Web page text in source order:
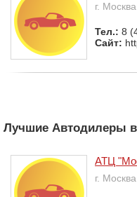
г. Москва
Тел.: 8
Сайт:
Лучшие Автодилеры
АТЦ
г. Москва